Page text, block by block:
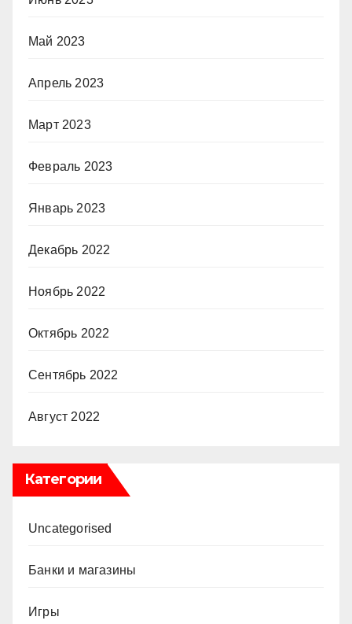
Май 2023
Апрель 2023
Март 2023
Февраль 2023
Январь 2023
Декабрь 2022
Ноябрь 2022
Октябрь 2022
Сентябрь 2022
Август 2022
Категории
Uncategorised
Банки и магазины
Игры